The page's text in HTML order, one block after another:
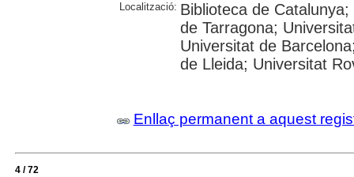
Localització: Biblioteca de
de Tarragona;
Universitat de
de Lleida; Universitat
Enllaç permanent a aquest
4 / 72